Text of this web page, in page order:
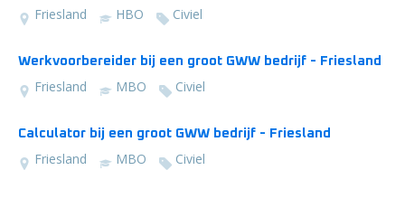
Friesland HBO Civiel
Werkvoorbereider bij een groot GWW bedrijf - Friesland
Friesland MBO Civiel
Calculator bij een groot GWW bedrijf - Friesland
Friesland MBO Civiel